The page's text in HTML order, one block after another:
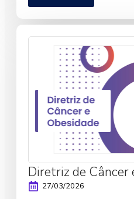
Diretriz de Câncer
27/03/2026